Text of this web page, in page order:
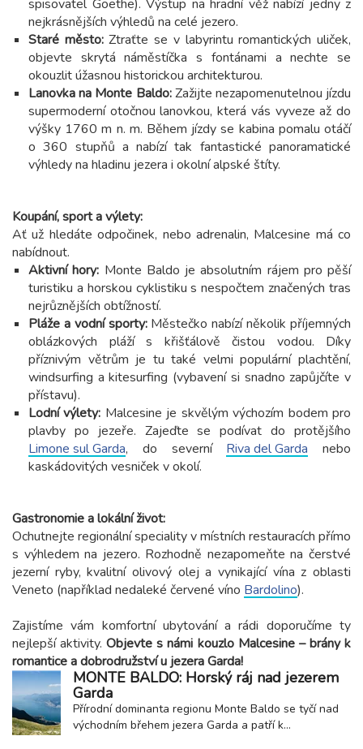
MONTE BALDO: Horský ráj nad jezerem
Garda
Přírodní dominanta regionu Monte Baldo se tyčí nad
východním břehem jezera Garda a patří k
spisovatel Goethe). Výstup na hradní věž nabízí jedny z
nejkrásnějších výhledů na celé jezero.
Staré město:Ztraťte se v labyrintu romantických uliček,
objevte skrytá náměstíčka s fontánami a nechte se
okouzlit úžasnou historickou architekturou.
Lanovka na Monte Baldo:Zažijte nezapomenutelnou jízdu
supermoderní otočnou lanovkou, která vás vyveze až do
výšky 1760 m n. m. Během jízdy se kabina pomalu otáčí
o 360 stupňů a nabízí tak fantastické panoramatické
výhledy na hladinu jezera i okolní alpské štíty.
Koupání, sport a výlety:
Ať už hledáte odpočinek, nebo adrenalin, Malcesine má co
nabídnout.
Aktivní hory: Monte Baldo je absolutním rájem pro pěší
turistiku a horskou cyklistiku s nespočtem značených tras
nejrůznějších obtížností.
Pláže a vodní sporty:Městečko nabízí několik příjemných
oblázkových pláží s křišťálově čistou vodou. Díky
příznivým větrům je tu také velmi populární plachtění,
windsurfing a kitesurfing (vybavení si snadno zapůjčíte v
přístavu).
Lodní výlety: Malcesine je skvělým výchozím bodem pro
plavby po jezeře. Zajeďte se podívat do protějšího
Limone sul Garda, do severní Riva del Garda nebo
kaskádovitých vesniček v okolí.
Gastronomie a lokální život:
Ochutnejte regionální speciality v místních restauracích přímo
s výhledem na jezero. Rozhodně nezapomeňte na čerstvé
jezerní ryby, kvalitní olivový olej a vynikající vína z oblasti
Veneto (například nedaleké červené víno Bardolino).
Zajistíme vám komfortní ubytování a rádi doporučíme ty
nejlepší aktivity.Objevte s námi kouzlo Malcesine – brány k
romantice a dobrodružství u jezera Garda!